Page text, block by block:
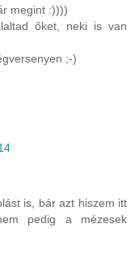
megint :))))
őket, neki is van
;-)
is, bár azt hiszem itt
pedig a mézesek